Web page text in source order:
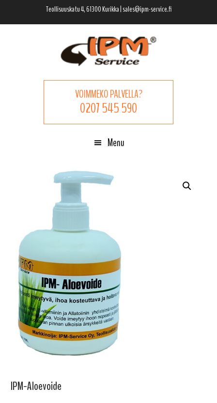
pääsisältöön
ensisijaiseen
alatunnisteeseen
Teollisuuskatu 4, 61300 Kurikka | sales@ipm-service.fi
VOIMMEKO PALVELLA?
0207 545 590
Menu
IPM-Aloevoide